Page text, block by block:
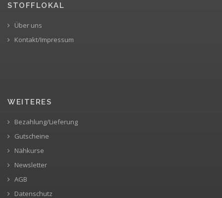
STOFFLOKAL
Über uns
Kontakt/Impressum
WEITERES
Bezahlung/Lieferung
Gutscheine
Nähkurse
Newsletter
AGB
Datenschutz